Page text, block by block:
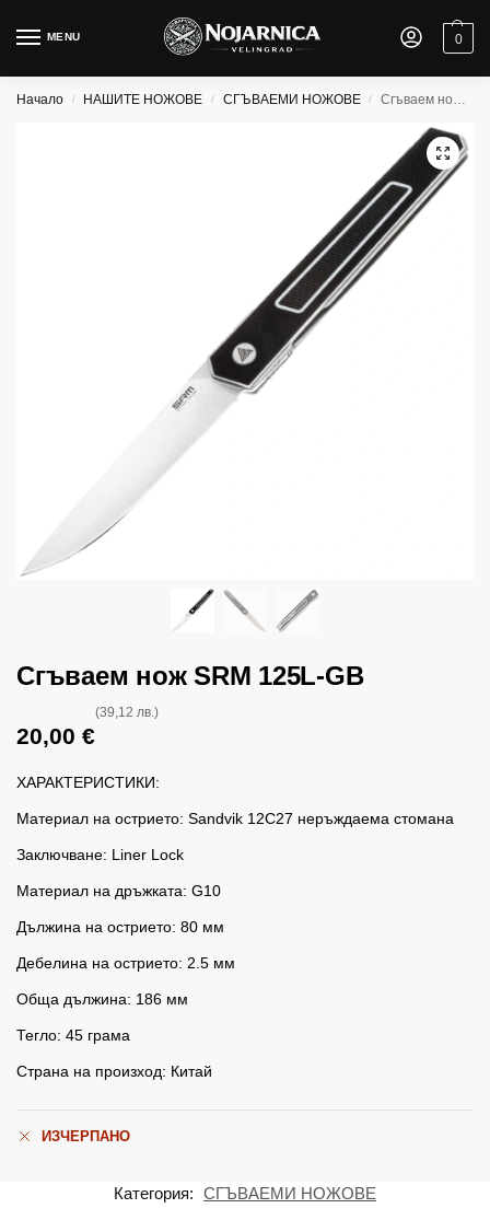
MENU 0
Начало / НАШИТЕ НОЖОВЕ / СГЪВАЕМИ НОЖОВЕ / Сгъваем нож SRM 125L-GB
Сгъваем нож SRM 125L-GB
20,00 €
(39,12 лв.)
ХАРАКТЕРИСТИКИ:
Материал на острието: Sandvik 12C27 неръждаема стомана
Заключване: Liner Lock
Материал на дръжката: G10
Дължина на острието: 80 мм
Дебелина на острието: 2.5 мм
Обща дължина: 186 мм
Тегло: 45 грама
Страна на произход: Китай
ИЗЧЕРПАНО
Категория: СГЪВАЕМИ НОЖОВЕ